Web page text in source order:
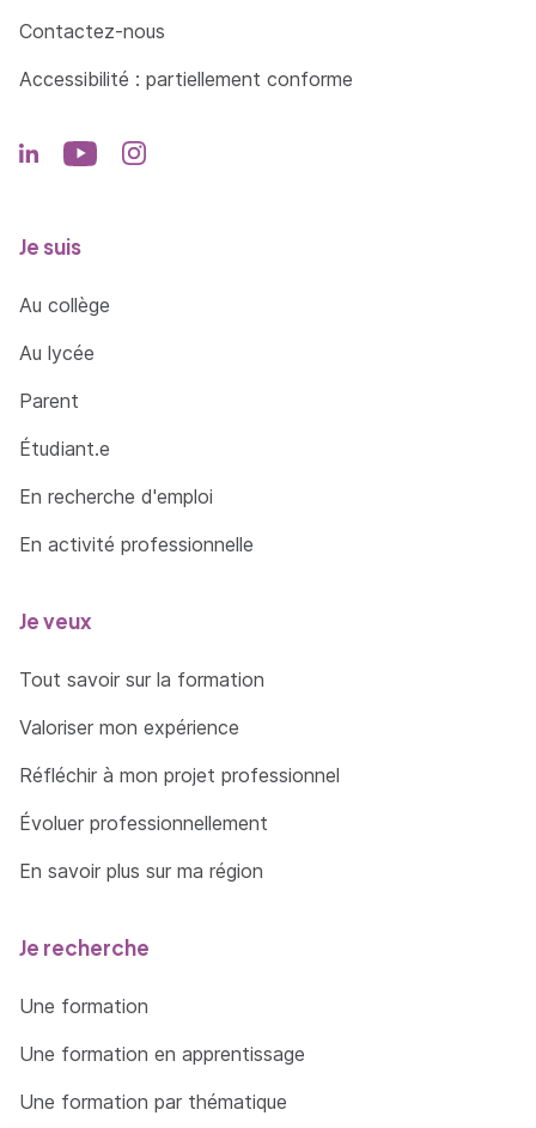
Contactez-nous
Accessibilité : partiellement conforme
Je suis
Au collège
Au lycée
Parent
Étudiant.e
En recherche d'emploi
En activité professionnelle
Je veux
Tout savoir sur la formation
Valoriser mon expérience
Réfléchir à mon projet professionnel
Évoluer professionnellement
En savoir plus sur ma région
Je recherche
Une formation
Une formation en apprentissage
Une formation par thématique